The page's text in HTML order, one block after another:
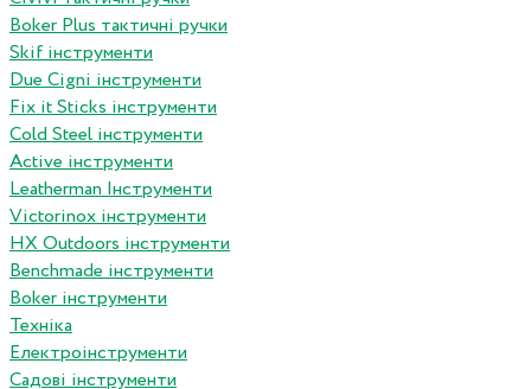
Boker Plus тактичні ручки
Skif інструменти
Due Cigni інструменти
Fix it Sticks інструменти
Сold Steel інструменти
Active інструменти
Leatherman Інструменти
Victorinox інструменти
HX Outdoors інструменти
Benchmade інструменти
Boker інструменти
Техніка
Електроінструменти
Садові інструменти